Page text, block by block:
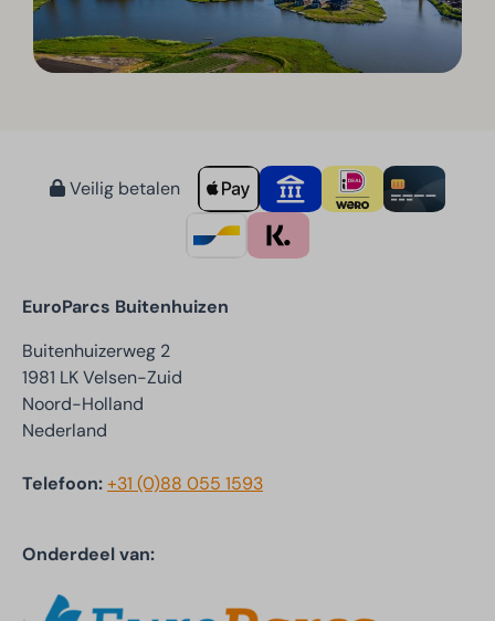
Veilig betalen
EuroParcs Buitenhuizen
Buitenhuizerweg 2
1981 LK Velsen-Zuid
Noord-Holland
Nederland
Telefoon:+31 (0)88 055 1593
Onderdeel van: